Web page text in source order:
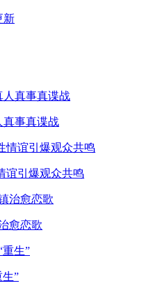
新
真事真谍战
谊引爆观众共鸣
愈恋歌
”